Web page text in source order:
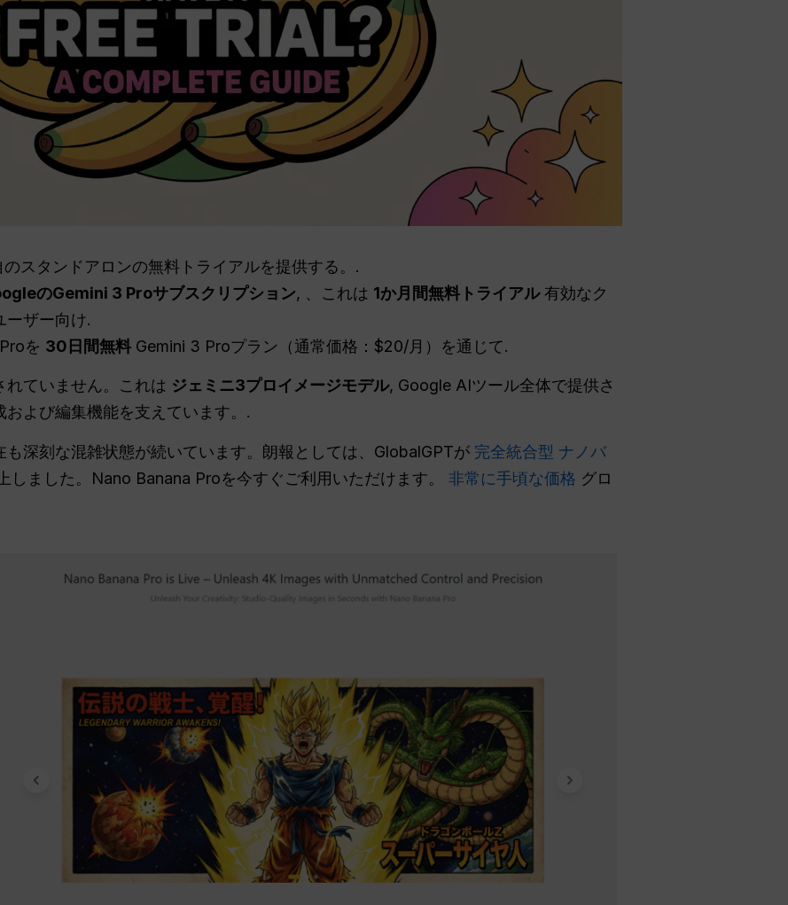
のスタンドアロンの無料トライアルを提供する。.
のGemini 3 Proサブスクリプション, 、これは 1か月間無料トライアル有効なク
ーザー向け.
を 30日間無料 Gemini 3 Proプラン（通常価格：$20/月）を通じて.
ていません。これは ジェミニ3プロイメージモデル, Google AIツール全体で提供さ
よび編集機能を支えています。.
深刻な混雑状態が続いています。朗報としては、GlobalGPTが 完全統合型 ナノバ
しました。Nano Banana Proを今すぐご利用いただけます。 非常に手頃な価格 グロ